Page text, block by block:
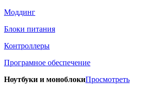
Моддинг
Блоки питания
Контроллеры
Програмное обеспечение
Ноутбуки и моноблокиПросмотреть